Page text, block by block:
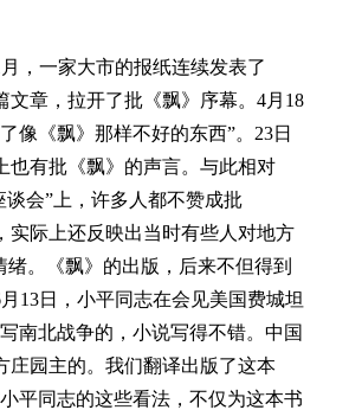
，一家大市的报纸连续发表了
文章，拉开了批《飘》序幕。4月18
像《飘》那样不好的东西”。23日
也有批《飘》的声言。与此相对
谈会”上，许多人都不赞成批
实际上还反映出当时有些人对地方
。《飘》的出版，后来不但得到
13日，小平同志在会见美国费城坦
南北战争的，小说写得不错。中国
庄园主的。我们翻译出版了这本
平同志的这些看法，不仅为这本书